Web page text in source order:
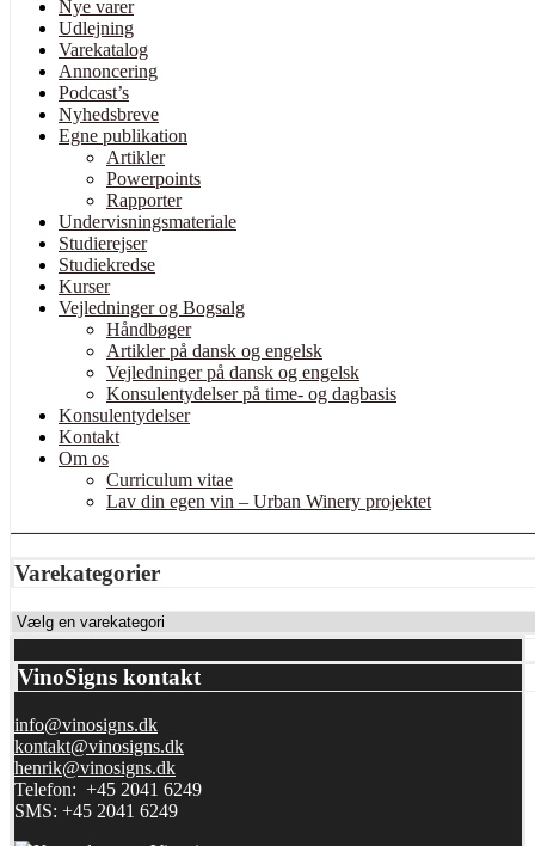
Nye varer
Udlejning
Varekatalog
Annoncering
Podcast’s
Nyhedsbreve
Egne publikation
Artikler
Powerpoints
Rapporter
Undervisningsmateriale
Studierejser
Studiekredse
Kurser
Vejledninger og Bogsalg
Håndbøger
Artikler på dansk og engelsk
Vejledninger på dansk og engelsk
Konsulentydelser på time- og dagbasis
Konsulentydelser
Kontakt
Om os
Curriculum vitae
Lav din egen vin – Urban Winery projektet
Varekategorier
VinoSigns kontakt
info@vinosigns.dk
kontakt@vinosigns.dk
henrik@vinosigns.dk
Telefon: +45 2041 6249
SMS: +45 2041 6249